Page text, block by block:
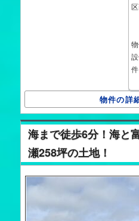
件
物件の詳
海まで徒歩6分！海と
瀬258坪の土地！